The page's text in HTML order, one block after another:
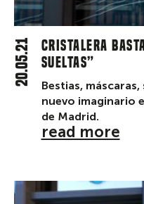
Cristalera
sueltas”
20.05.21
Bestias,
nuevo imaginario
de Madrid.
read more